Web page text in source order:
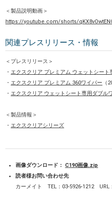
＜製品説明動画＞
https://youtube.com/shorts/
関連プレスリリース・情報
＜プレスリリース＞
・エクスクリア プレミアム ウェットシート
・エクスクリア プレミアム 360ワイパー （
・エクスクリア ウェットシート専用ダブル
＜製品情報＞
・エクスクリアシリーズ
画像ダウンロード：
C190画像.zip
読者様お問い合わせ先
カーメイト TEL：03-5926-1212 URL：